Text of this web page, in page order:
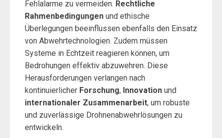
Fehlalarme zu vermeiden. Rechtliche
Rahmenbedingungen und ethische
Überlegungen beeinflussen ebenfalls den Einsatz
von Abwehrtechnologien. Zudem müssen
Systeme in Echtzeit reagieren können, um
Bedrohungen effektiv abzuwehren. Diese
Herausforderungen verlangen nach
kontinuierlicher Forschung, Innovation und
internationaler Zusammenarbeit, um robuste
und zuverlässige Drohnenabwehrlösungen zu
entwickeln.